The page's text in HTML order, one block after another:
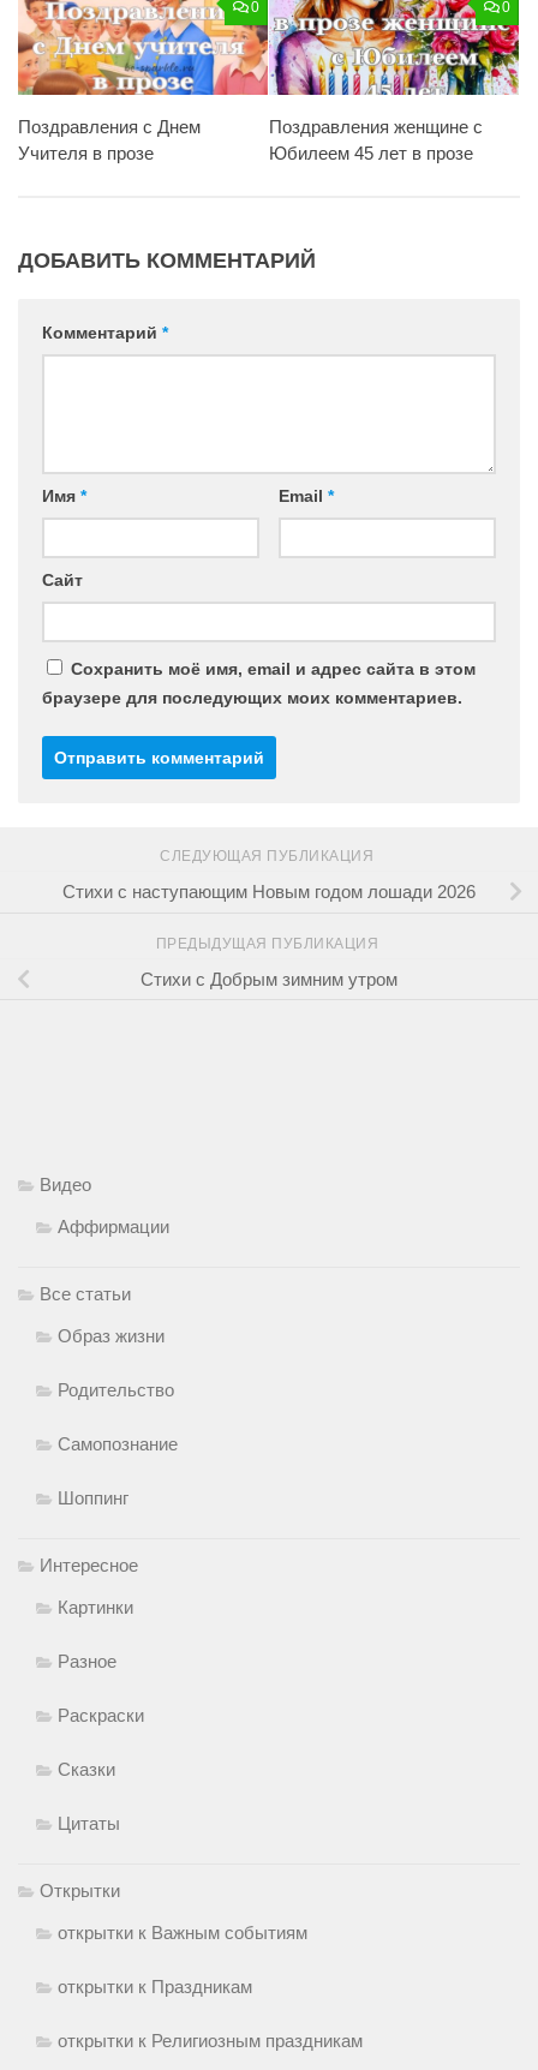
0
Поздравления с Днем
Учителя в прозе
0
Поздравления женщине с
Юбилеем 45 лет в прозе
ДОБАВИТЬ КОММЕНТАРИЙ
Комментарий *
Имя * Email *
Сайт
Сохранить моё имя, email и адрес сайта в этом
браузере для последующих моих комментариев.
СЛЕДУЮЩАЯ ПУБЛИКАЦИЯ
Стихи с наступающим Новым годом лошади 2026
ПРЕДЫДУЩАЯ ПУБЛИКАЦИЯ
Стихи с Добрым зимним утром
Видео
Аффирмации
Все статьи
Образ жизни
Родительство
Самопознание
Шоппинг
Интересное
Картинки
Разное
Раскраски
Сказки
Цитаты
Открытки
открытки к Важным событиям
открытки к Праздникам
открытки к Религиозным праздникам